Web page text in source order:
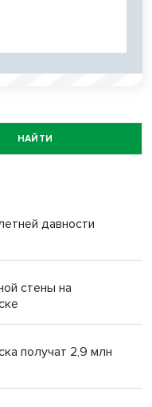
НАЙТИ
давности
стены на
получат 2,9 млн